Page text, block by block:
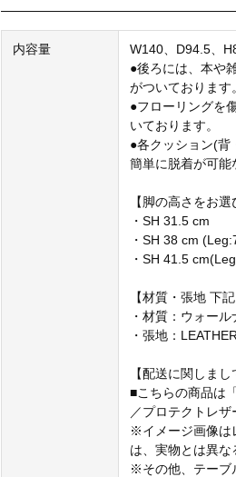
内容量
W140、D94.5、
●後ろには、本や
がついております。
●フローリングを
いております。
●各クッション(背
簡単に脱着が可能
【脚の高さをお選
・SH 31.5 cm
・SH 38 cm
・SH 41.5
【材質・張地 下
・材質：ウォー
・張地：
【配送に関しまし
■こちらの商品は
／プロテクトレザ
※イメージ画像は
は、実物とは異な
※その他、テーブ